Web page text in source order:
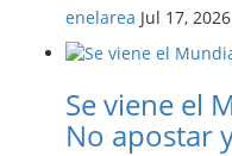
enelarea Jul 17, 2026
Se viene el
No apostar